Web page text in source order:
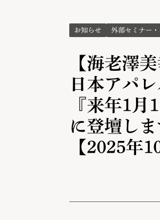
お知らせ 外部セミナー・
【海老澤
日本アパ
『来年1
に登壇しま
【2025年